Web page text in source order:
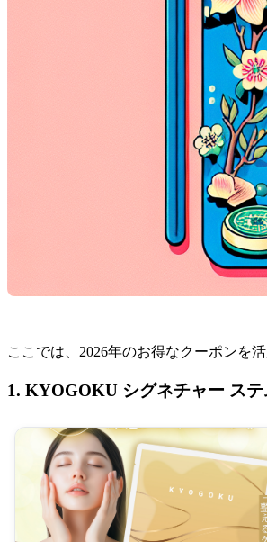
ここでは、2026年のお得なクーポンを
1. KYOGOKU シグネチャー ス